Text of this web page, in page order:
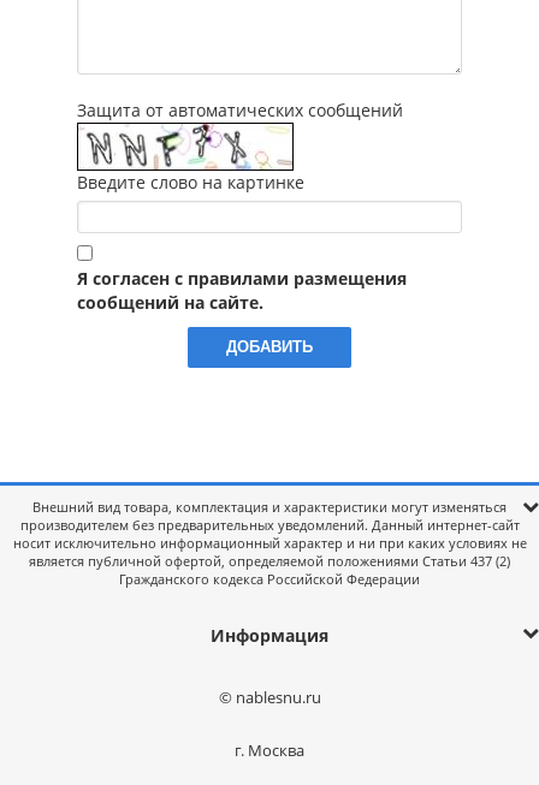
Защита от автоматических сообщений
Введите слово на картинке
Я согласен с правилами размещения
сообщений на сайте.
Внешний вид товара, комплектация и характеристики могут изменяться
производителем без предварительных уведомлений. Данный интернет-сайт
носит исключительно информационный характер и ни при каких условиях не
является публичной офертой, определяемой положениями Статьи 437 (2)
Гражданского кодекса Российской Федерации
Информация
© nablesnu.ru
г. Москва